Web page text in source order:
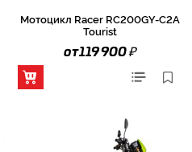
Мотоцикл Racer RC200GY-C2A
Tourist
от 119 900₽